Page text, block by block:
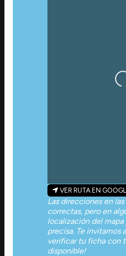
Cargando…
VER RUTA EN
Las direcciones en
correctas, pero en
localización del mapa
precisa. Te invitamos
verificar tu ficha con
disponible!